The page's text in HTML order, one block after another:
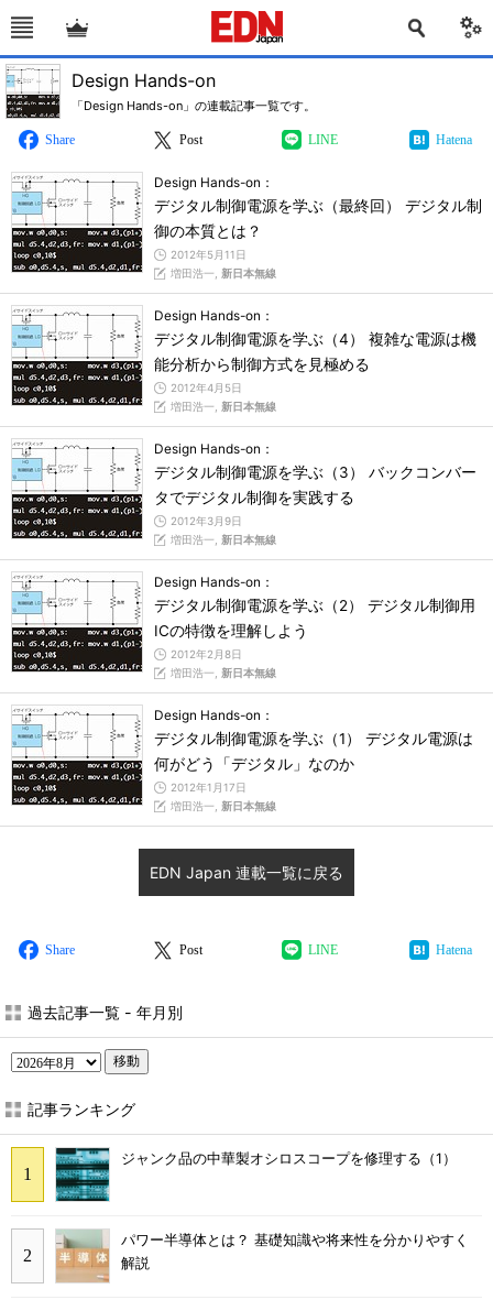
Design Hands-on
「Design Hands-on」の連載記事一覧です。
Share Post LINE Hatena
Design Hands-on：
デジタル制御電源を学ぶ（最終回） デジタル制
御の本質とは？
2012年5月11日
増田浩一, 新日本無線
Design Hands-on：
デジタル制御電源を学ぶ（4） 複雑な電源は機
能分析から制御方式を見極める
2012年4月5日
増田浩一, 新日本無線
Design Hands-on：
デジタル制御電源を学ぶ（3） バックコンバー
タでデジタル制御を実践する
2012年3月9日
増田浩一, 新日本無線
Design Hands-on：
デジタル制御電源を学ぶ（2） デジタル制御用
ICの特徴を理解しよう
2012年2月8日
増田浩一, 新日本無線
Design Hands-on：
デジタル制御電源を学ぶ（1） デジタル電源は
何がどう「デジタル」なのか
2012年1月17日
増田浩一, 新日本無線
EDN Japan 連載一覧に戻る
Share Post LINE Hatena
過去記事一覧 - 年月別
移動
記事ランキング
ジャンク品の中華製オシロスコープを修理する（1）
パワー半導体とは？ 基礎知識や将来性を分かりやすく
解説